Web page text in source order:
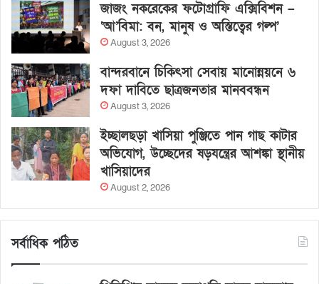
জাজং নকরেকের ফটোগ্রাফি এক্সিবিশন –
‘আ’বিমা: বন, মানুষ ও অস্তিত্বের গল্প’
August 3, 2026
বান্দরবানে চিকিৎসা সেবায় মানোন্নয়নে ৬
দফা দাবিতে ছাত্রজনতার মানববন্ধন
August 3, 2026
ইচ্ছালছড়া খাসিয়া পুঞ্জিতে পান গাছ কাটার
অভিযোগ, উচ্ছেদের ষড়যন্ত্রের আশঙ্কা স্থানীয়
খাসিয়াদের
August 2, 2026
সর্বাধিক পঠিত